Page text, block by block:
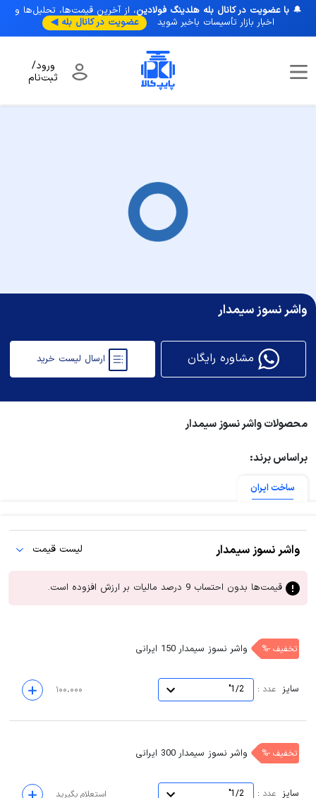
🔔با عضویت در کانال بله هلدینگ فولادین، از آخرین قیمت‌ها، تحلیل‌ها و
اخبار بازار تأسیسات با‌خبر شوید
عضویت در کانال بله ◀
ورود/
ثبت‌نام
/واشر لاستیکی و گسکت / واشر نسوز سیمدار
واشر نسوز سیمدار
محصولات واشر نسوز سیمدار
براساس برند:
ساخت ایران
واشر نسوز سیمدار لیست قیمت
قیمت‌ها بدون احتساب 9 درصد مالیات بر ارزش افزوده است.
تخفیف -% واشر نسوز سیمدار 150 ایرانی
سایز عدد :
1/2" ۱۰۰،۰۰۰
تخفیف -% واشر نسوز سیمدار 300 ایرانی
سایز عدد :
1/2" استعلام بگیرید